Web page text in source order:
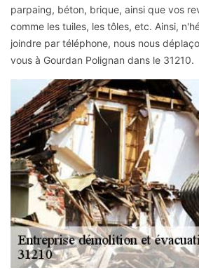
parpaing, béton, brique, ainsi que vos
comme les tuiles, les tôles, etc. Ainsi,
joindre par téléphone, nous nous
vous à Gourdan Polignan dans le 31210.